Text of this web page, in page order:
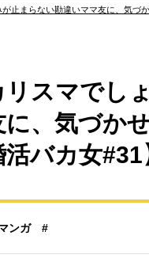
止まらない勘違いママ友に、気づ
リスマでし
、気づか
バカ女#31
ンガ #